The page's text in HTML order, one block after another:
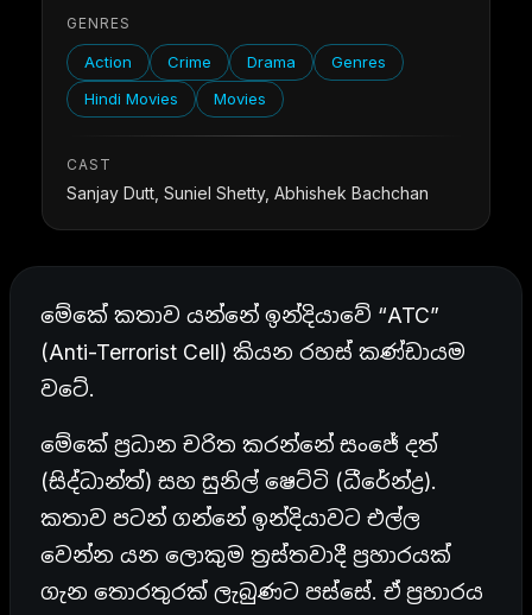
GENRES
Action Crime Drama
Genres
Hindi Movies
Movies
CAST
Sanjay Dutt, Suniel Shetty, Abhishek Bachchan
මේකේ කතාව යන්නේ ඉන්දියාවේ “ATC”
(Anti-Terrorist Cell) කියන රහස් කණ්ඩායම
වටේ.
මේකේ ප්‍රධාන චරිත කරන්නේ සංජේ දත්
(සිද්ධාන්ත්) සහ සුනිල් ෂෙට්ටි (ධීරේන්ද්‍ර).
කතාව පටන් ගන්නේ ඉන්දියාවට එල්ල
වෙන්න යන ලොකුම ත්‍රස්තවාදී ප්‍රහාරයක්
ගැන තොරතුරක් ලැබුණට පස්සේ. ඒ ප්‍රහාරය